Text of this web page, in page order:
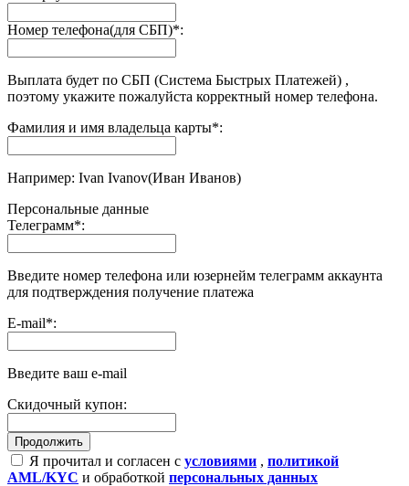
Номер телефона(для СБП)*:
Выплата будет по СБП (Система Быстрых Платежей) ,
поэтому укажите пожалуйста корректный номер телефона.
Фамилия и имя владельца карты*:
Например: Ivan Ivanov(Иван Иванов)
Персональные данные
Телеграмм*:
Введите номер телефона или юзернейм телеграмм аккаунта
для подтверждения получение платежа
E-mail*:
Введите ваш e-mail
Скидочный купон:
Я прочитал и согласен с условиями , политикой
AML/KYC и обработкой персональных данных